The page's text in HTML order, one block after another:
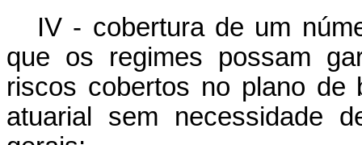
IV - cobertura de um
que os regimes possam
riscos cobertos no plano de
atuarial sem necessidade